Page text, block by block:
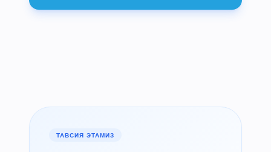
ТАВСИЯ ЭТАМИЗ